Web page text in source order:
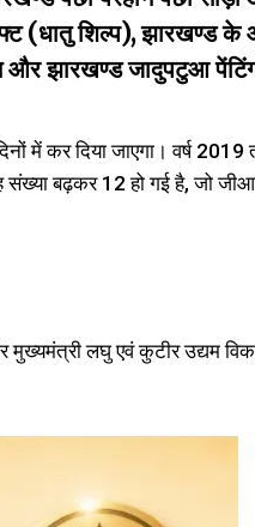
(धातु शिल्प), झारखण्ड
और झारखण्ड जादुपटुआ
में कर दिया जाएगा। वर्ष
बढ़कर 12 हो गई है, जो
लघु एवं कुटीर उद्यम